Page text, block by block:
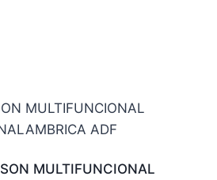
MULTIFUNCIONAL